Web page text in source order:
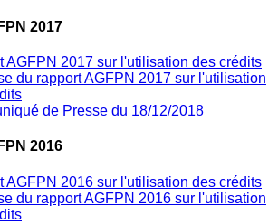
2017
AGFPN 2017 sur l'utilisation des crédits
du rapport AGFPN 2017 sur l'utilisation
de Presse du 18/12/2018
2016
AGFPN 2016 sur l'utilisation des crédits
du rapport AGFPN 2016 sur l'utilisation